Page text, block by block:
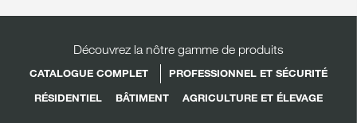
Découvrez la nôtre gamme de produits
CATALOGUE COMPLET
PROFESSIONNEL ET SÉCURITÉ
RÉSIDENTIEL
BÂTIMENT AGRICULTURE ET ÉLEVAGE